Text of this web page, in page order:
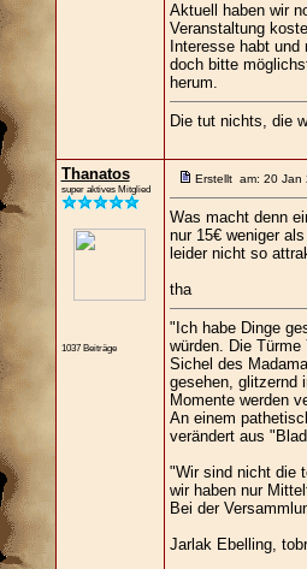
Aktuell haben wir
Veranstaltung
Interesse habt
doch bitte
herum.
Die tut nichts, die
Thanatos
super aktives Mitglied
1037 Beiträge
Erstellt am: 20 Jan
Was macht denn
nur 15€ weniger
leider nicht so
tha
"Ich habe Dinge
würden. Die
Sichel des
gesehen, glitzernd
Momente werden
An einem
verändert aus
"Wir sind nicht die
wir haben nur
Bei der
Jarlak Ebelling,